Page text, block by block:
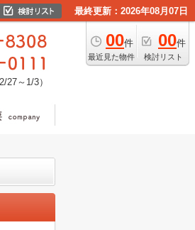
最終更新：2026年08月07日
00件
最近見た物件
00件
検討リスト
27～1/3）